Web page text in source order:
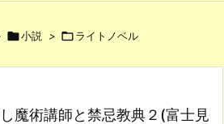
検索
小説 > ライトノベル
魔術講師と禁忌教典２(富士見